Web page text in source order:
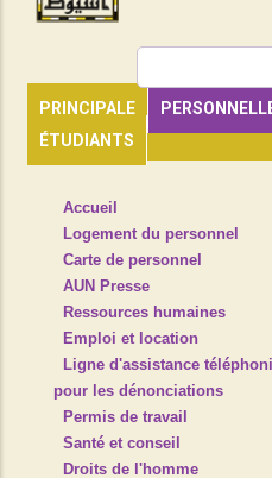
PRINCIPALE
ÉTUDIANTS
HEADER
NAVIGATION
Accueil
Logement du personnel
Carte de personnel
AUN Presse
Ressources humaines
Emploi et location
Ligne d'assistance
pour les dénonciations
Permis de travail
Santé et conseil
Droits de l'homme